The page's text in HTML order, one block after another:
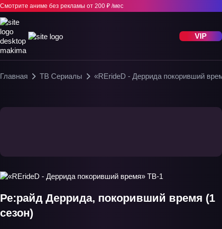
Смотрите аниме без рекламы от 200 ₽ /мес
VIP
Главная ТВ Сериалы «RErideD - Деррида покоривший
Ре:райд Деррида, покоривший время (1
сезон)